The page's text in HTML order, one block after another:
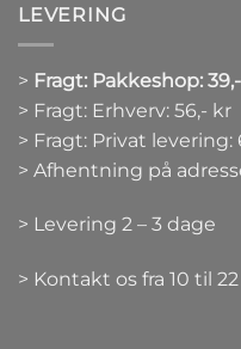
LEVERING
> Fragt: Pakkeshop:
> Fragt: Erhverv: 56,- kr
> Fragt: Privat levering:
> Afhentning på
> Levering 2 – 3 dage
> Kontakt os fra 10 til